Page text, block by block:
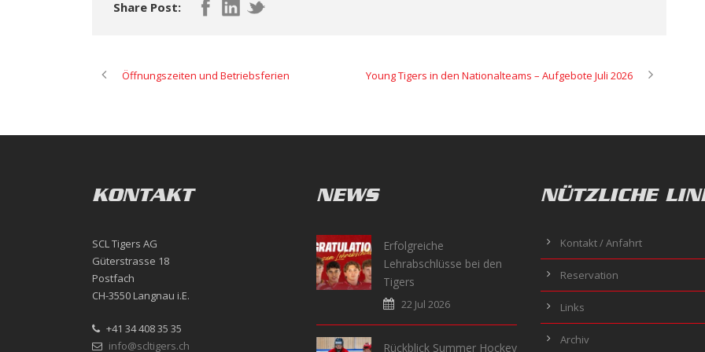
Share Post:
Öffnungszeiten und Betriebsferien Young Tigers in den Nationalteams – Aufgebote Juli 2026
KONTAKT
SCL Tigers AG
Güterstrasse 18
Postfach
CH-3550 Langnau i.E.
+41 34 408 35 35
info@scltigers.ch
NEWS
Erfolgreiche
Lehrabschlüsse bei den
Tigers
22 Jul 2026
Rückblick Summer Hockey
NÜTZLICHE
Kontakt / Anfahrt
Reservation
Links
Archiv